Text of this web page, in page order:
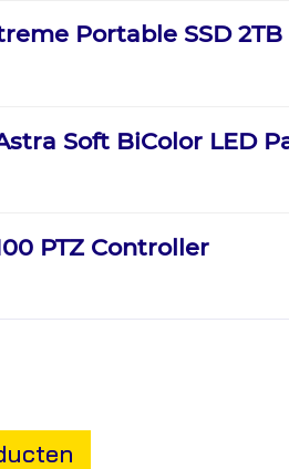
Portable SSD 2TB
Soft BiColor LED
PTZ Controller